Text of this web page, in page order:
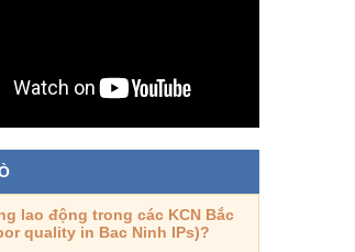
lao động trong các KCN Bắc
quality in Bac Ninh IPs)?